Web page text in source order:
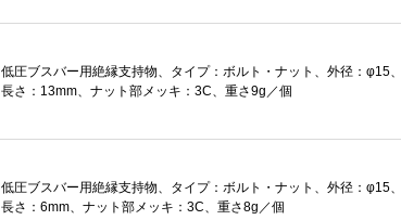
低圧ブスバー用絶縁支持物、タイプ：ボルト・ナット、外径：φ15
長さ：13mm、ナット部メッキ：3C、重さ9g／個
低圧ブスバー用絶縁支持物、タイプ：ボルト・ナット、外径：φ15
長さ：6mm、ナット部メッキ：3C、重さ8g／個